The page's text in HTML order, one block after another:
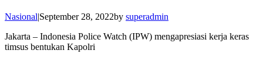
Nasional|September 28, 2022by superadmin
Jakarta – Indonesia Police Watch (IPW) mengapresiasi kerja keras
timsus bentukan Kapolri